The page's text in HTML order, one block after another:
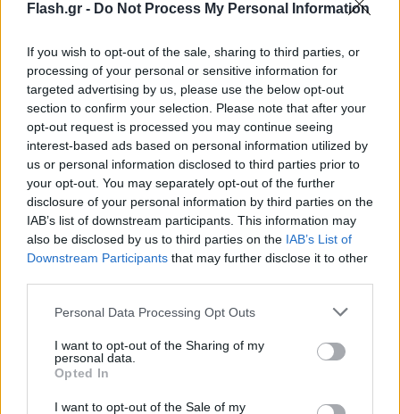
Flash.gr - Do Not Process My Personal Information
If you wish to opt-out of the sale, sharing to third parties, or
processing of your personal or sensitive information for
targeted advertising by us, please use the below opt-out
section to confirm your selection. Please note that after your
opt-out request is processed you may continue seeing
interest-based ads based on personal information utilized by
us or personal information disclosed to third parties prior to
your opt-out. You may separately opt-out of the further
disclosure of your personal information by third parties on the
IAB’s list of downstream participants. This information may
also be disclosed by us to third parties on the IAB’s List of
Downstream Participants that may further disclose it to other
Please note that this website/app uses one or more Google
not limited to your visit or usage behaviour. You may click to
grant or deny consent to Google and its third-party tags to
use your data for below specified purposes in below Google
consent section.
Personal Data Processing Opt Outs
I want to opt-out of the Sharing of my
personal data.
Opted In
I want to opt-out of the Sale of my